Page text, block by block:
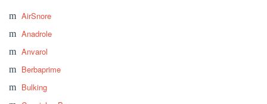
AirSnore
Anadrole
Anvarol
Berbaprime
Bulking